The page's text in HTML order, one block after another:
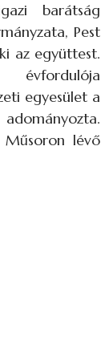
barátság
Pest
az együttest.
évfordulója
egyesület a
Műsoron lévő